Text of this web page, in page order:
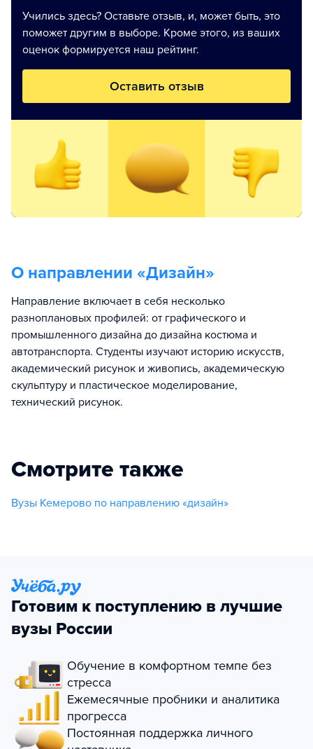
Учились здесь? Оставьте отзыв, и, может быть, это
поможет другим в выборе. Кроме этого, из ваших
оценок формируется наш рейтинг.
Оставить отзыв
О направлении «Дизайн»
Направление включает в себя несколько
разноплановых профилей: от графического и
промышленного дизайна до дизайна костюма и
автотранспорта. Студенты изучают историю искусств,
академический рисунок и живопись, академическую
скульптуру и пластическое моделирование,
технический рисунок.
Смотрите также
Вузы Кемерово по направлению «дизайн»
Готовим к поступлению в лучшие
вузы России
Обучение в комфортном темпе без
стресса
Ежемесячные пробники и аналитика
прогресса
Постоянная поддержка личного